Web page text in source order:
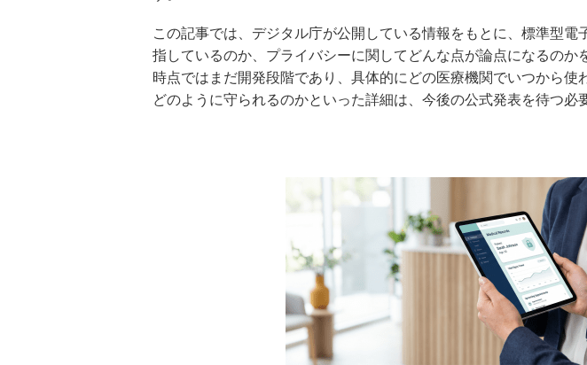
この記事では、デジタル庁が公開している情報をもとに、標準型電
指しているのか、プライバシーに関してどんな点が論点になるのか
時点ではまだ開発段階であり、具体的にどの医療機関でいつから使
どのように守られるのかといった詳細は、今後の公式発表を待つ必